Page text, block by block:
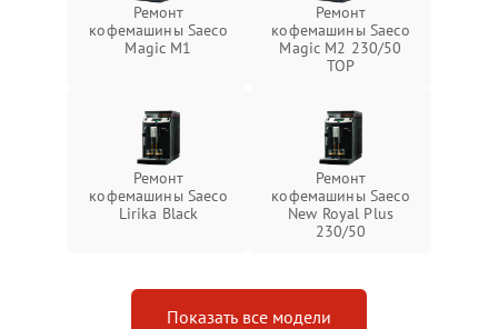
Ремонт
кофемашины Saeco
Magic M1
Ремонт
кофемашины Saeco
Magic M2 230/50
TOP
Ремонт
кофемашины Saeco
Lirika Black
Ремонт
кофемашины Saeco
New Royal Plus
230/50
Показать все модели